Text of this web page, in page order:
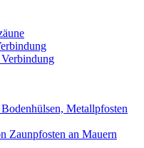
Metallpfosten
Zaunpfosten an Mauern